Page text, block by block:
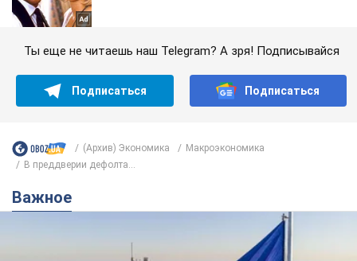
Ты еще не читаешь наш Telegram? А зря! Подписывайся
Подписаться Подписаться
(Архив) Экономика
Mакроэкономика
В преддверии дефолта...
Важное